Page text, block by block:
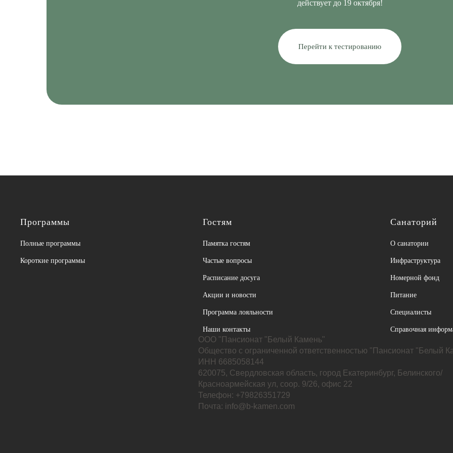
действует до 19 октября!
Перейти к тестированию
Программы
Полные программы
Короткие программы
Гостям
Памятка гостям
Частые вопросы
Расписание досуга
Акции и новости
Программа лояльности
Наши контакты
Санаторий
О санатории
Инфраструктура
Номерной фонд
Питание
Специалисты
Справочная
ООО "Пансионат "Белый Камень"
Общество с ограниченной ответственностью "Пансионат "Белый
ИНН 6685058144
620075, Свердловская область, город Екатеринбург, Белинского/
Красноармейская ул, соор. 9/26, офис 22
Телефон: +79826351729
Почта: info@b-kamen.com